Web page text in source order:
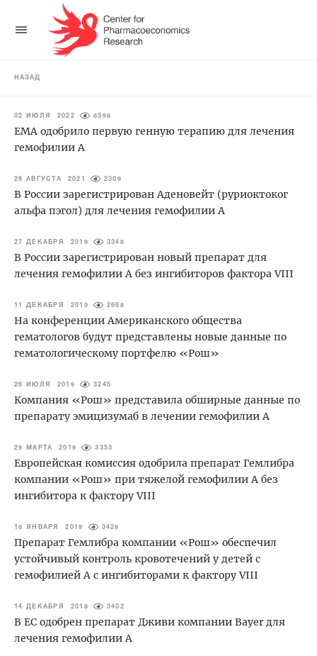
НАЗАД
02 ИЮЛЯ 2022 8398
EMA одобрило первую генную терапию для лечения
гемофилии А
26 АВГУСТА 2021 2309
В России зарегистрирован Аденовейт (руриоктоког
альфа пэгол) для лечения гемофилии А
27 ДЕКАБРЯ 2019 3348
В России зарегистрирован новый препарат для
лечения гемофилии А без ингибиторов фактора VIII
11 ДЕКАБРЯ 2019 2668
На конференции Американского общества
гематологов будут представлены новые данные по
гематологическому портфелю «Рош»
26 ИЮЛЯ 2019 3245
Компания «Рош» представила обширные данные по
препарату эмицизумаб в лечении гемофилии А
29 МАРТА 2019 3353
Европейская комиссия одобрила препарат Гемлибра
компании «Рош» при тяжелой гемофилии А без
ингибитора к фактору VIII
18 ЯНВАРЯ 2019 3429
Препарат Гемлибра компании «Рош» обеспечил
устойчивый контроль кровотечений у детей с
гемофилией А с ингибиторами к фактору VIII
14 ДЕКАБРЯ 2018 3402
В ЕС одобрен препарат Дживи компании Bayer для
лечения гемофилии А